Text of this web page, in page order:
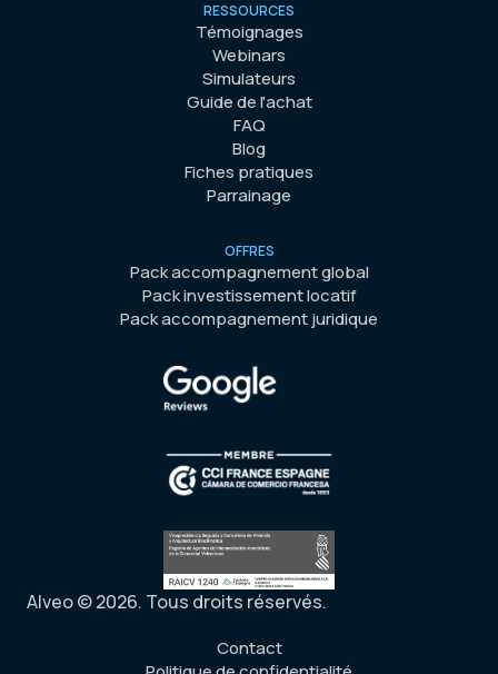
RESSOURCES
Témoignages
Webinars
Simulateurs
Guide de l'achat
FAQ
Blog
Fiches pratiques
Parrainage
OFFRES
Pack accompagnement global
Pack investissement locatif
Pack accompagnement juridique
Alveo © 2026. Tous droits réservés.
Contact